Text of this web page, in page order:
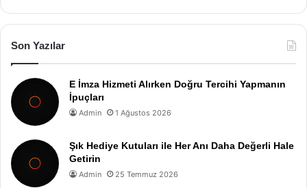
Son Yazılar
E İmza Hizmeti Alırken Doğru Tercihi Yapmanın
İpuçları
Admin 1 Ağustos 2026
Şık Hediye Kutuları ile Her Anı Daha Değerli Hale
Getirin
Admin 25 Temmuz 2026